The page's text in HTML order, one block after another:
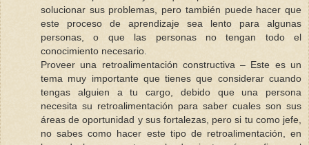
solucionar sus problemas, pero también puede hacer que
este proceso de aprendizaje sea lento para algunas
personas, o que las personas no tengan todo el
conocimiento necesario.
Proveer una retroalimentación constructiva – Este es un
tema muy importante que tienes que considerar cuando
tengas alguien a tu cargo, debido que una persona
necesita su retroalimentación para saber cuales son sus
áreas de oportunidad y sus fortalezas, pero si tu como jefe,
no sabes como hacer este tipo de retroalimentación, en